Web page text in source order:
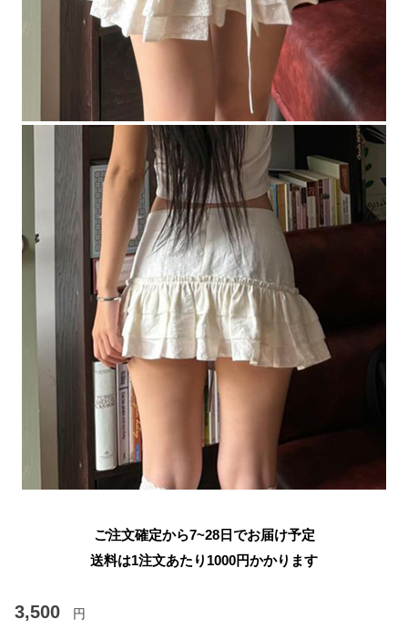
ご注文確定から7~28日でお届け予定
送料は1注文あたり 1000円かかります
3,500 円